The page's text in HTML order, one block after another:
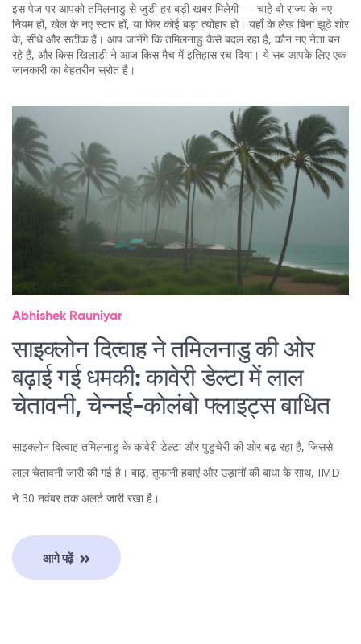
इस पेज पर आपको तमिलनाडु से जुड़ी हर बड़ी खबर मिलेगी — चाहे वो राज्य के नए
नियम हों, खेल के नए स्टार हों, या फिर कोई बड़ा त्योहार हो। यहाँ के लेख बिना झूठे शोर
के, सीधे और सटीक हैं। आप जानेंगे कि तमिलनाडु कैसे बदल रहा है, कौन नए नेता बन
रहे हैं, और किस खिलाड़ी ने आज किस मैच में इतिहास रच दिया। ये सब आपके लिए एक
जानकारी का बेहतरीन स्रोत है।
Abhishek Rauniyar
साइक्लोन दित्वाह ने तमिलनाडु की ओर
बढ़ाई गई धमकी: कावेरी डेल्टा में लाल
चेतावनी, चेन्नई-कोलंबो फ्लाइट्स बाधित
साइक्लोन दित्वाह तमिलनाडु के कावेरी डेल्टा और पुडुचेरी की ओर बढ़ रहा है, जिससे
लाल चेतावनी जारी की गई है। बाढ़, तूफानी हवाएं और उड़ानों की बाधा के साथ, IMD
ने 30 नवंबर तक अलर्ट जारी रखा है।
आगे पढ़ें